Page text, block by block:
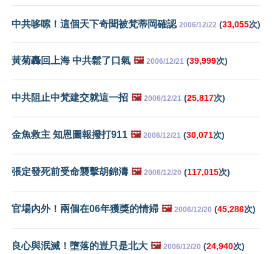
中共哆嗦！這個天下奇聞被梵蒂岡確認 2006/12/22 (33,055次)
黃菊轟回上海 中共鬆了口氣 🖼️ 2006/12/21 (39,999次)
中共阻止中梵建交就這一招 🖼️ 2006/12/21 (25,817次)
金魚救主 知恩圖報撥打911 🖼️ 2006/12/21 (30,071次)
張定發死前受命襲擊胡錦濤 🖼️ 2006/12/20 (117,015次)
官場內外！兩個在06年獲獎的情婦 🖼️ 2006/12/20 (45,286次)
良心與泯滅！墮落的豈只是北大 🖼️ 2006/12/20 (24,940次)